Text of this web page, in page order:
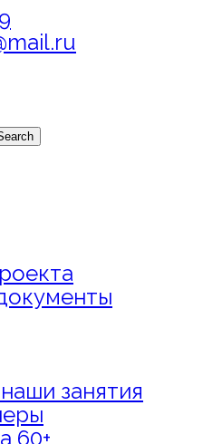
занятия
60+